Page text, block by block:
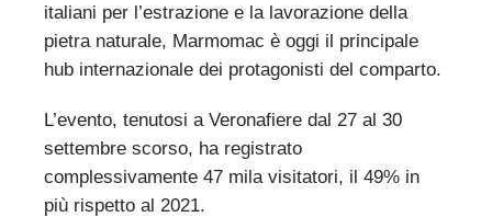
italiani per l’estrazione e la lavorazione della
pietra naturale, Marmomac è oggi il principale
hub internazionale dei protagonisti del comparto.
L’evento, tenutosi a Veronafiere dal 27 al 30
settembre scorso, ha registrato
complessivamente 47 mila visitatori, il 49% in
più rispetto al 2021.